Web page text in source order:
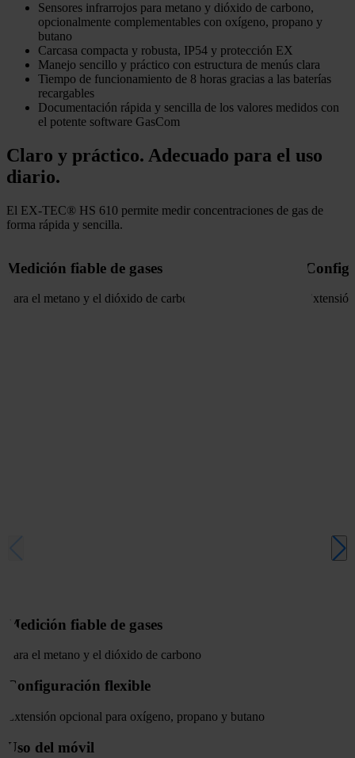
Sensores infrarrojos para metano y dióxido de carbono,
opcionalmente complementables con oxígeno, propano y
butano
Carcasa compacta y robusta, IP54 y protección EX
Manejo sencillo y práctico con estructura de menús clara
Tiempo de funcionamiento de 8 horas gracias a las baterías
recargables
Documentación rápida y sencilla de los valores medidos con
el potente software GasCom
Claro y práctico. Adecuado para el uso
diario.
El EX-TEC® HS 610 permite medir concentraciones de gas de
forma rápida y sencilla.
Medición fiable de gases
Para el metano y el dióxido de carbono
Medición fiable de gases
Para el metano y el dióxido de carbono
Configuración flexible
Extensión opcional para oxígeno, propano y butano
Uso del móvil